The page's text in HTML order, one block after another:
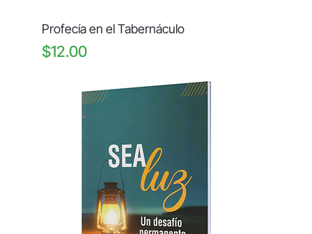
Profecía en el Tabernáculo
Price
$12.00